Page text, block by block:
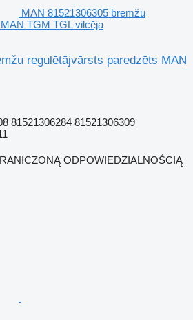
MAN 81521306305 bremžu
TGM TGL vilcēja
regulētājvārsts paredzēts MAN
81521306284 81521306309
ODPOWIEDZIALNOŚCIĄ